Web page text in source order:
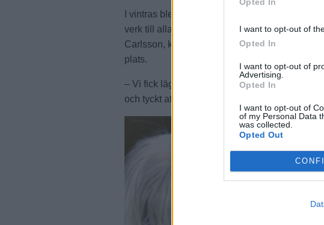
I want to opt-out of
Opted In
I want to opt-out of
Advertising.
Opted In
I want to opt-out of
of my Personal Data
was collected.
Opted Out
I vintras blev konstverket försenat vilket
verk till alla fem stolparna istället för de två vid
Carlsson, konsthandläggare på Vallentuna
plats.
– Vi fick lägga lite mer jobb på det men det var
och tyckt att det behövdes lite till, säger Malin